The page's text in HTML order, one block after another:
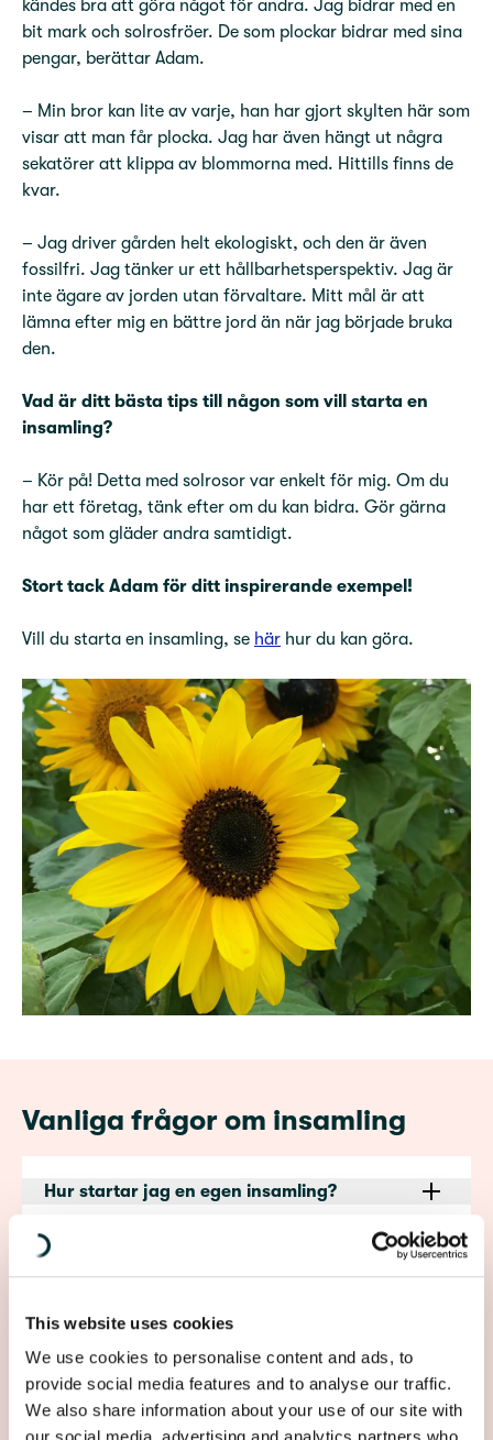
This website uses cookies
We use cookies to personalise content and ads, to
provide social media features and to analyse our traffic.
We also share information about your use of our site with
kändes bra att göra något för andra. Jag bidrar med en
bit mark och solrosfröer. De som plockar bidrar med sina
pengar, berättar Adam.
– Min bror kan lite av varje, han har gjort skylten här som
visar att man får plocka. Jag har även hängt ut några
sekatörer att klippa av blommorna med. Hittills finns de
kvar.
– Jag driver gården helt ekologiskt, och den är även
fossilfri. Jag tänker ur ett hållbarhetsperspektiv. Jag är
inte ägare av jorden utan förvaltare. Mitt mål är att
lämna efter mig en bättre jord än när jag började bruka
den.
Vad är ditt bästa tips till någon som vill starta en
insamling?
– Kör på! Detta med solrosor var enkelt för mig. Om du
har ett företag, tänk efter om du kan bidra. Gör gärna
något som gläder andra samtidigt.
Stort tack Adam för ditt inspirerande exempel!
Vill du starta en insamling, se här hur du kan göra.
Vanliga frågor om insamling
Hur startar jag en egen insamling?
Kan vi som församling/förening starta en
Hur stor del av det jag samlar in går till
Diakonias projekt?